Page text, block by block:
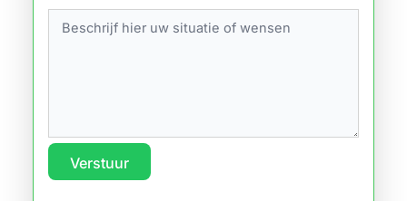
Verstuur